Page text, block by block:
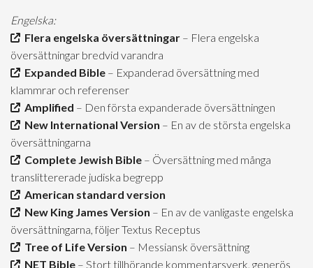
Engelska:
Flera engelska översättningar – Flera engelska
översättningar bredvid varandra
Expanded Bible – Expanderad översättning med
klammrar och referenser
Amplified – Den första expanderade översättningen
New International Version – En av de största engelska
översättningarna
Complete Jewish Bible – Översättning med många
translittererade judiska begrepp
American standard version
New King James Version – En av de vanligaste engelska
översättningarna, följer Textus Receptus
Tree of Life Version – Messiansk översättning
NET Bible – Stort tillhörande kommentarsverk, generös